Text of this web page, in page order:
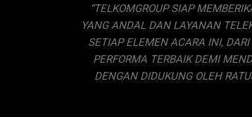
“TELKOMGROUP SIAP
YANG ANDAL DAN LAYANAN
SETIAP ELEMEN ACARA INI,
PERFORMA TERBAIK DEMI
DENGAN DIDUKUNG OLEH